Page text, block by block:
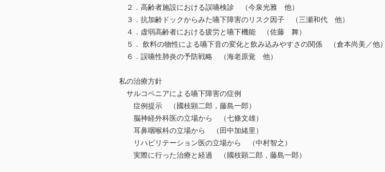
２．高齢者施設における誤嚥検診 （今泉光雅 他）
３．抗加齢ドックからみた嚥下障害のリスク因子 （三瀬和代 他）
４．虚弱高齢者における疲労と嚥下機能 （佐藤 舞）
５． 飲料の物性による嚥下音の変化と飲み込みやすさの関係 （倉本尚美／他）
６．誤嚥性肺炎の予防戦略 （海老原覚 他）
私の治療方針
サルコペニアによる嚥下障害の症例
症例提示 （國枝顕二郎，藤島一郎）
脳神経外科医の立場から （七條文雄）
耳鼻咽喉科の立場から （田中加緒里）
リハビリテーション医の立場から （中村智之）
実際に行った治療と経過 （國枝顕二郎，藤島一郎）